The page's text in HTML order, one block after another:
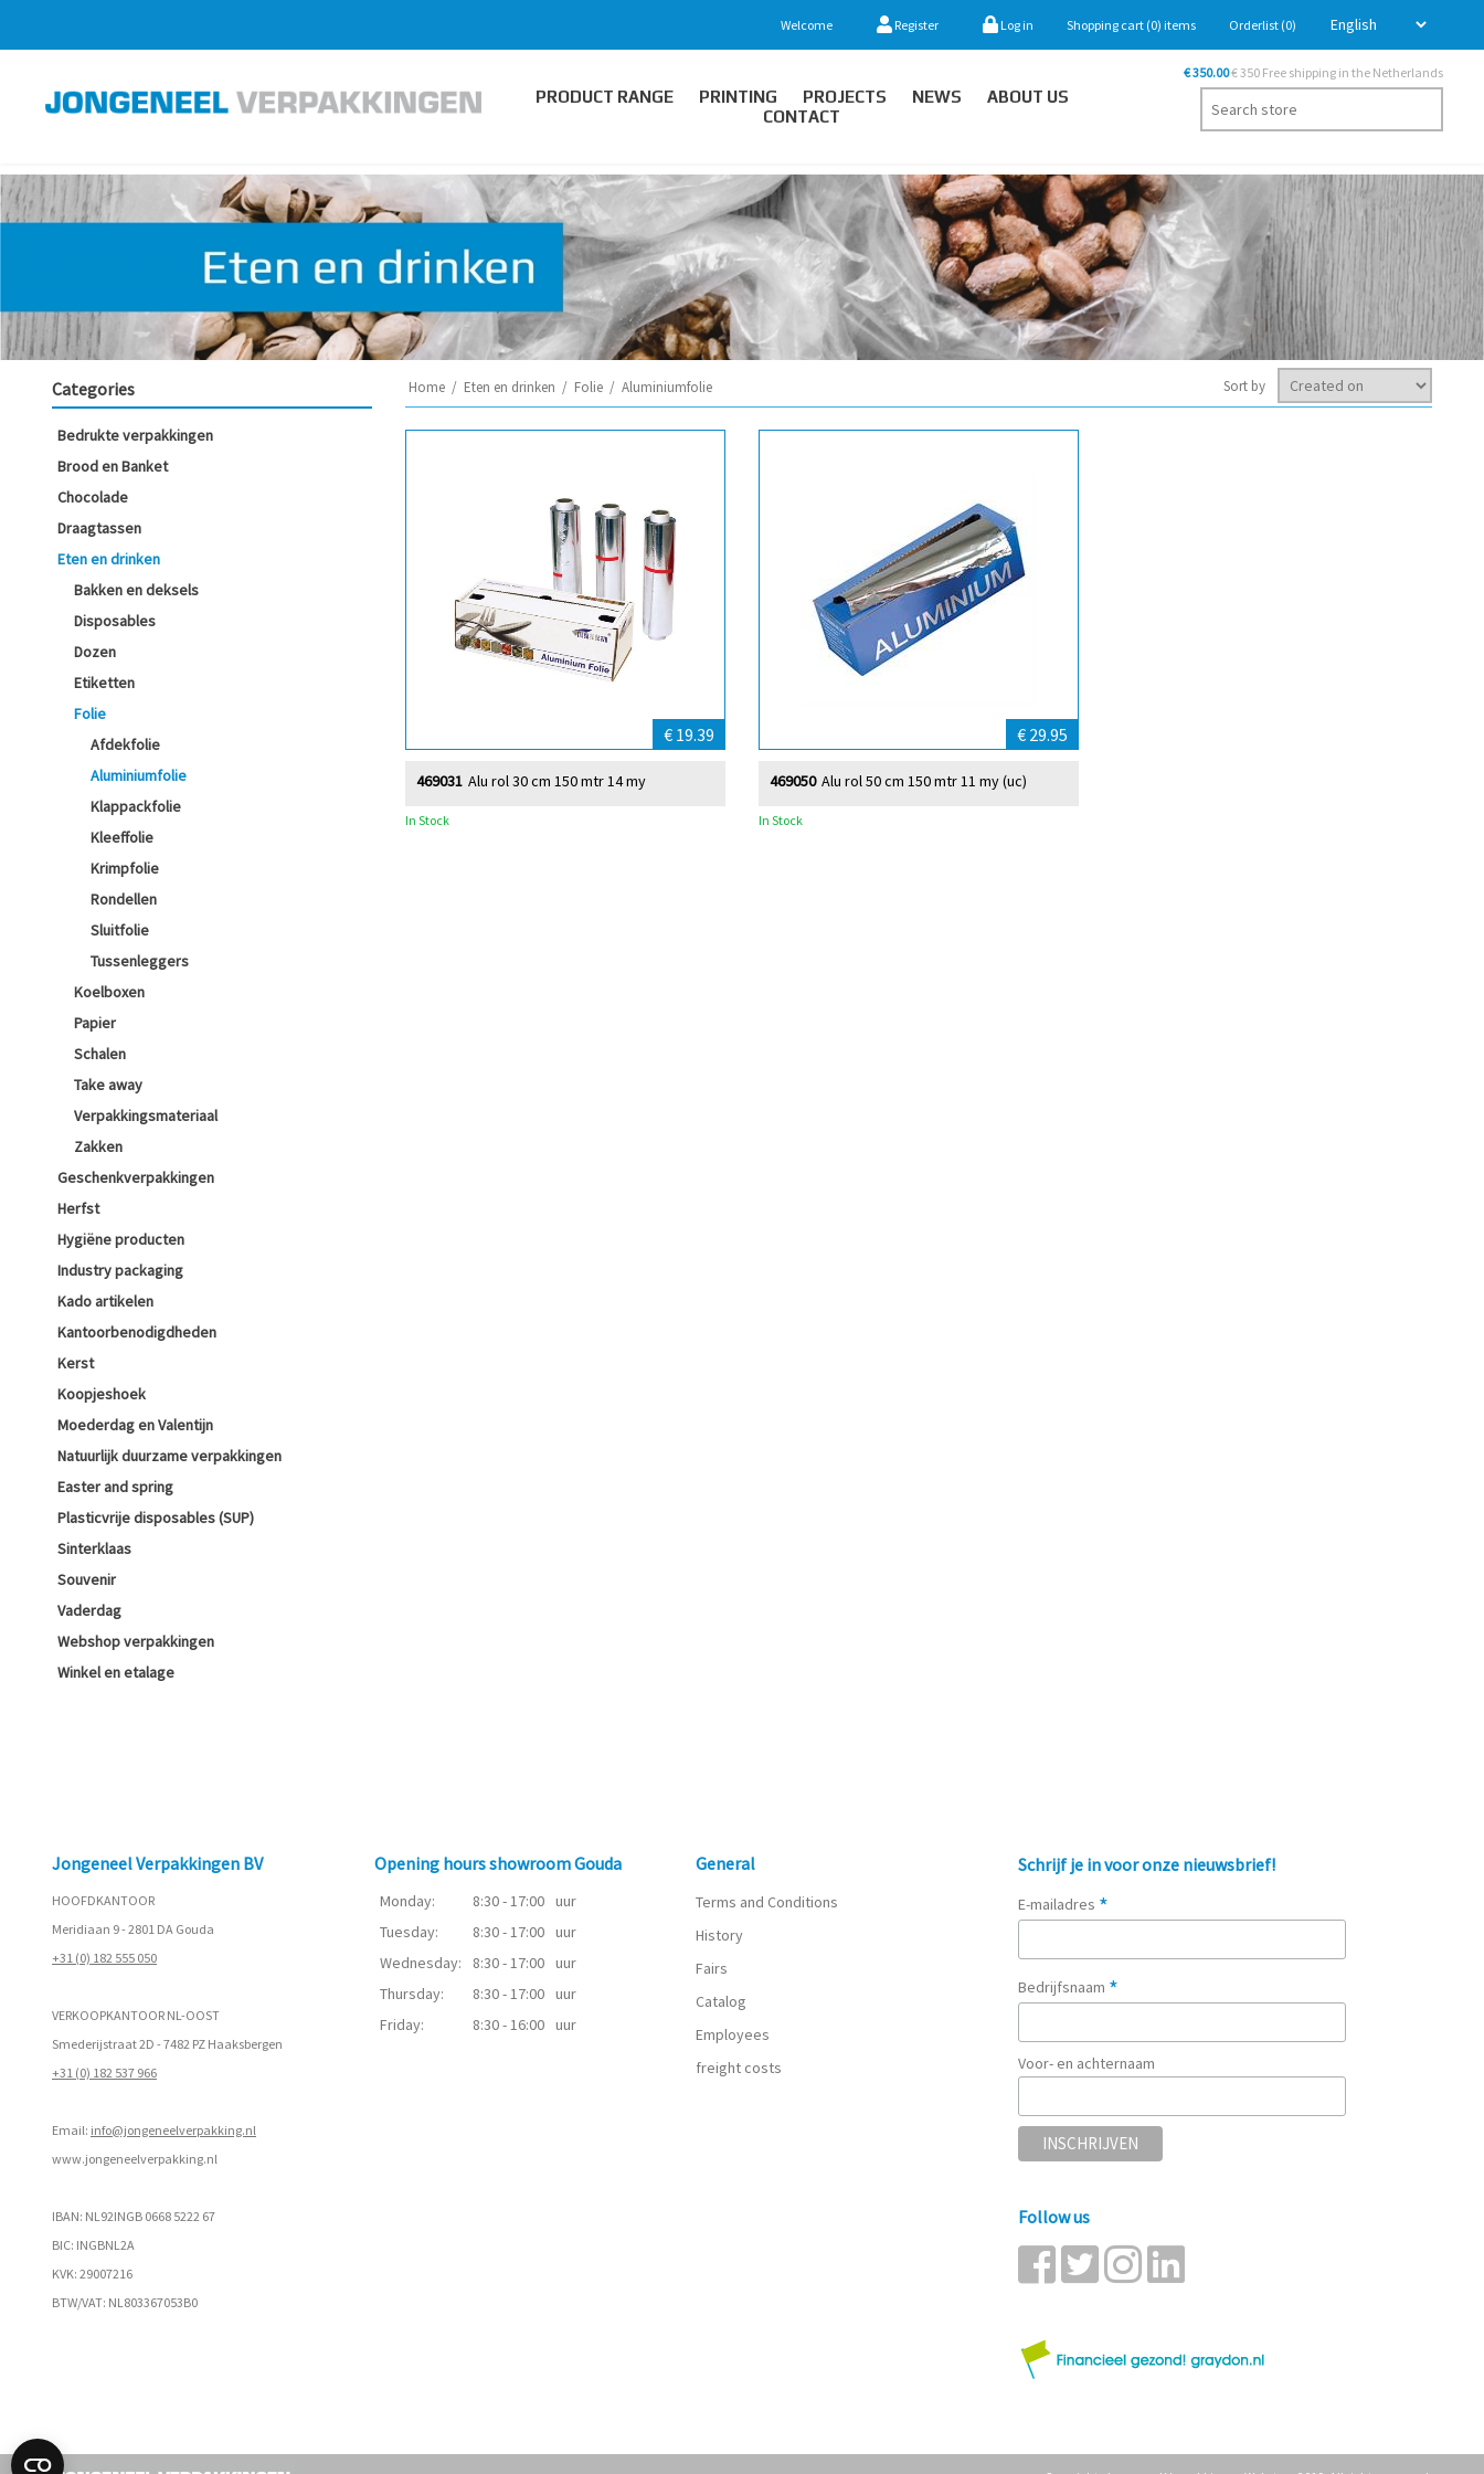
Welcome Register Log in Shopping cart (0) items Orderlist (0)
PRODUCT RANGE PRINTING PROJECTS NEWS
ABOUT US
CONTACT
€ 350.00€ 350 Free shipping in the Netherlands
Categories
Bedrukte verpakkingen
Brood en Banket
Chocolade
Draagtassen
Eten en drinken
Bakken en deksels
Disposables
Dozen
Etiketten
Folie
Afdekfolie
Aluminiumfolie
Klappackfolie
Kleeffolie
Krimpfolie
Rondellen
Sluitfolie
Tussenleggers
Koelboxen
Papier
Schalen
Take away
Verpakkingsmateriaal
Zakken
Geschenkverpakkingen
Herfst
Hygiëne producten
Industry packaging
Kado artikelen
Kantoorbenodigdheden
Kerst
Koopjeshoek
Moederdag en Valentijn
Natuurlijk duurzame verpakkingen
Easter and spring
Plasticvrije disposables (SUP)
Sinterklaas
Souvenir
Vaderdag
Webshop verpakkingen
Winkel en etalage
Home / Eten en drinken / Folie / Aluminiumfolie Sort by
€ 19.39
Alu rol 30 cm 150 mtr 14 my
469031
In Stock
€ 29.95
Alu rol 50 cm 150 mtr 11 my (uc)
469050
In Stock
Jongeneel Verpakkingen BV
HOOFDKANTOOR
Meridiaan 9 - 2801 DA Gouda
+31 (0) 182 555 050
VERKOOPKANTOOR NL-OOST
Smederijstraat 2D - 7482 PZ Haaksbergen
+31 (0) 182 537 966
Email: info@jongeneelverpakking.nl
www.jongeneelverpakking.nl
IBAN: NL92INGB 0668 5222 67
BIC: INGBNL2A
KVK: 29007216
BTW/VAT: NL803367053B0
Opening hours showroom Gouda
Monday: 8:30 - 17:00 uur
Tuesday:
8:30 - 17:00 uur
Wednesday:
8:30 - 17:00 uur
Thursday:
8:30 - 17:00 uur
Friday:
8:30 - 16:00 uur
General
Terms and Conditions
History
Fairs
Catalog
Employees
freight costs
Schrijf je in voor onze nieuwsbrief!
E-mailadres *
Bedrijfsnaam *
Voor- en achternaam
Follow us